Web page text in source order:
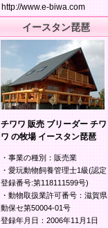
http://www.e-biwa.com
イースタン琵琶
チワワ 販売 ブリーダー チワ
ワ の牧場 イースタン琵琶
・事業の種別：販売業
・愛玩動物飼養管理士1級(認定
登録番号:第118111599号)
・動物取扱業許可番号：滋賀県
動保セ第50004-01号
登録年月日：2006年11月1日